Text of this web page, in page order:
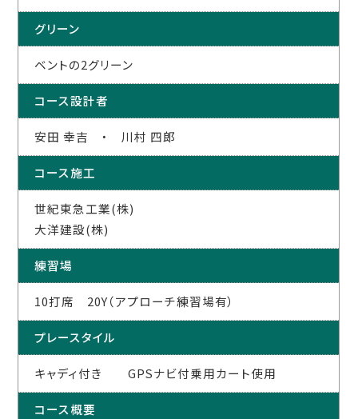
グリーン
ベントの2グリーン
コース設計者
安田 幸吉 ・ 川村 四郎
コース施工
世紀東急工業(株)
大洋建設(株)
練習場
10打席 20Y（アプローチ練習場有）
プレースタイル
キャディ付き GPSナビ付乗用カート使用
コース概要